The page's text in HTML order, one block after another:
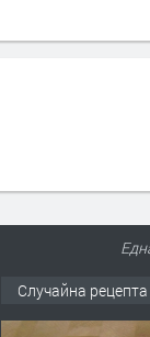
Случайна рецепта